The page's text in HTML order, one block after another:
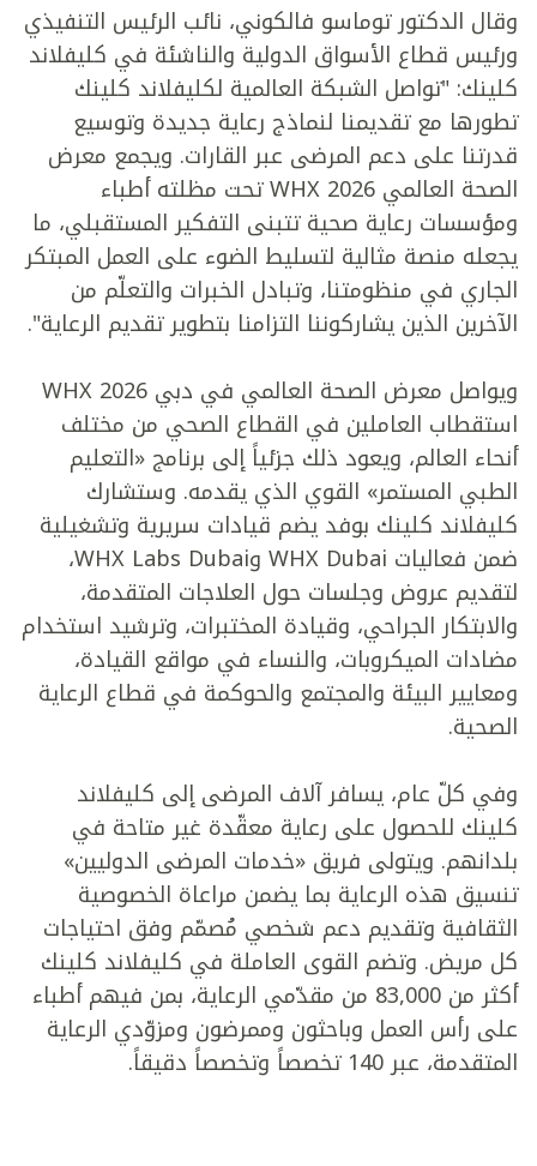
وقال الدكتور توماسو فالكوني، نائب الرئيس التنفيذي
ورئيس قطاع الأسواق الدولية والناشئة في كليفلاند
كلينك: "تواصل الشبكة العالمية لكليفلاند كلينك
تطورها مع تقديمنا لنماذج رعاية جديدة وتوسيع
قدرتنا على دعم المرضى عبر القارات. ويجمع معرض
الصحة العالمي WHX 2026 تحت مظلته أطباء
ومؤسسات رعاية صحية تتبنى التفكير المستقبلي، ما
يجعله منصة مثالية لتسليط الضوء على العمل المبتكر
الجاري في منظومتنا، وتبادل الخبرات والتعلّم من
الآخرين الذين يشاركوننا التزامنا بتطوير تقديم الرعاية".
ويواصل معرض الصحة العالمي في دبي WHX 2026
استقطاب العاملين في القطاع الصحي من مختلف
أنحاء العالم، ويعود ذلك جزئياً إلى برنامج «التعليم
الطبي المستمر» القوي الذي يقدمه. وستشارك
كليفلاند كلينك بوفد يضم قيادات سريرية وتشغيلية
ضمن فعاليات WHX Dubai وWHX Labs Dubai،
لتقديم عروض وجلسات حول العلاجات المتقدمة،
والابتكار الجراحي، وقيادة المختبرات، وترشيد استخدام
مضادات الميكروبات، والنساء في مواقع القيادة،
ومعايير البيئة والمجتمع والحوكمة في قطاع الرعاية
الصحية.
وفي كلّ عام، يسافر آلاف المرضى إلى كليفلاند
كلينك للحصول على رعاية معقّدة غير متاحة في
بلدانهم. ويتولى فريق «خدمات المرضى الدوليين»
تنسيق هذه الرعاية بما يضمن مراعاة الخصوصية
الثقافية وتقديم دعم شخصي مُصمّم وفق احتياجات
كل مريض. وتضم القوى العاملة في كليفلاند كلينك
أكثر من 83,000 من مقدّمي الرعاية، بمن فيهم أطباء
على رأس العمل وباحثون وممرضون ومزوّدي الرعاية
المتقدمة، عبر 140 تخصصاً وتخصصاً دقيقاً.